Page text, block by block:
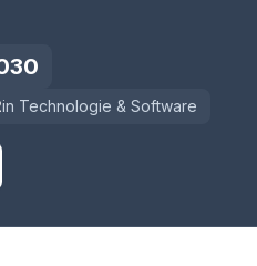
in Technologie & Software